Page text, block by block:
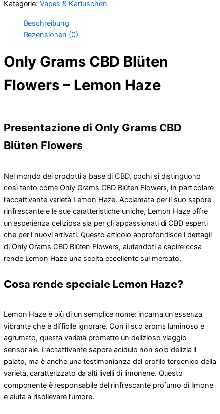
Blüten
Flowers
Lemon
Menge
Kategorie: Vapes & Kartuschen
Beschreibung
Rezensionen (0)
Only Grams CBD Blüten
Flowers – Lemon Haze
Presentazione di Only Grams CBD
Blüten Flowers
Nel mondo dei prodotti a base di CBD, pochi si distinguono
così tanto come Only Grams CBD Blüten Flowers, in particolare
l’accattivante varietà Lemon Haze. Acclamata per il suo sapore
rinfrescante e le sue caratteristiche uniche, Lemon Haze offre
un’esperienza deliziosa sia per gli appassionati di CBD esperti
che per i nuovi arrivati. Questo articolo approfondisce i dettagli
di Only Grams CBD Blüten Flowers, aiutandoti a capire cosa
rende Lemon Haze una scelta eccellente sul mercato.
Cosa rende speciale Lemon Haze?
Lemon Haze è più di un semplice nome: incarna un’essenza
vibrante che è difficile ignorare. Con il suo aroma luminoso e
agrumato, questa varietà promette un delizioso viaggio
sensoriale. L’accattivante sapore acidulo non solo delizia il
palato, ma è anche una testimonianza del profilo terpenico della
varietà, caratterizzato da alti livelli di limonene. Questo
componente è responsabile del rinfrescante profumo di limone
e aiuta a risollevare l’umore.